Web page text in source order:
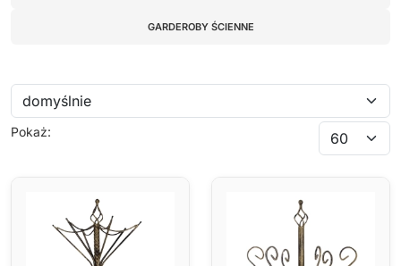
GARDEROBY ŚCIENNE
Pokaż: